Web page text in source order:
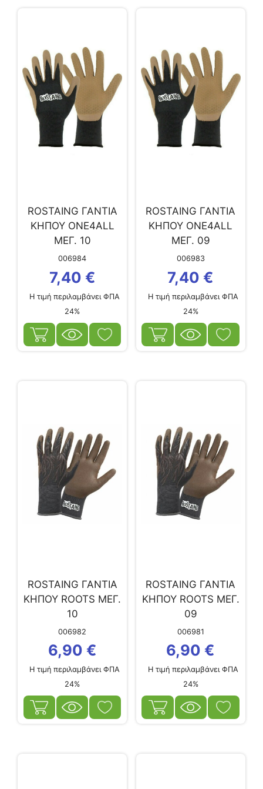
ROSTAING ΓΑΝΤΙΑ
ΚΗΠΟΥ ONE4ALL
ΜΕΓ. 10
006984
7,40 €
Η τιμή περιλαμβάνει ΦΠΑ
24%
ROSTAING ΓΑΝΤΙΑ
ΚΗΠΟΥ ONE4ALL
ΜΕΓ. 09
006983
7,40 €
Η τιμή περιλαμβάνει ΦΠΑ
24%
ROSTAING ΓΑΝΤΙΑ
ΚΗΠΟΥ ROOTS ΜΕΓ.
10
006982
6,90 €
Η τιμή περιλαμβάνει ΦΠΑ
24%
ROSTAING ΓΑΝΤΙΑ
ΚΗΠΟΥ ROOTS ΜΕΓ.
09
006981
6,90 €
Η τιμή περιλαμβάνει ΦΠΑ
24%